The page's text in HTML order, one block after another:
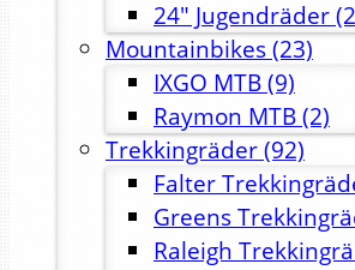
24" Jugendräder
Mountainbikes(23)
IXGO MTB(9)
Raymon MTB(2)
Trekkingräder(92)
Falter
Greens
Raleigh